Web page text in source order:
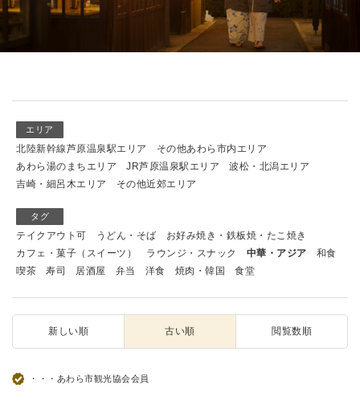
エリア
北陸新幹線芦原温泉駅エリア
その他あわら市内エリア
あわら湯のまちエリア
JR芦原温泉駅エリア
波松・北潟エリア
吉崎・細呂木エリア
その他近郊エリア
タグ
テイクアウト可 うどん・そば
お好み焼き・鉄板焼・たこ焼き
カフェ・菓子（スイーツ）
ラウンジ・スナック 中華・アジア
和食
喫茶
寿司 居酒屋 弁当 洋食 焼肉・韓国 食堂
新しい順 古い順 閲覧数順
・・・あわら市観光協会会員